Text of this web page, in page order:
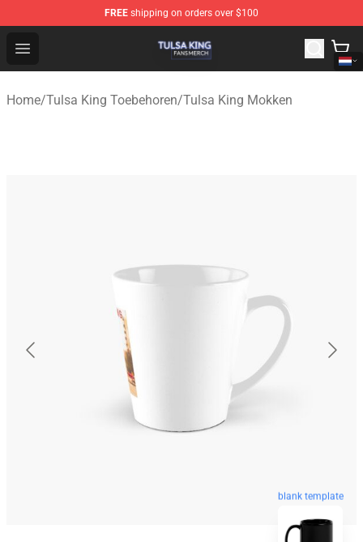
FREE shipping on orders over $100
Open menu
Tulsa King Shop - Official Tulsa King Merchandise Store
Home/Tulsa King Toebehoren/Tulsa King Mokken
blank template